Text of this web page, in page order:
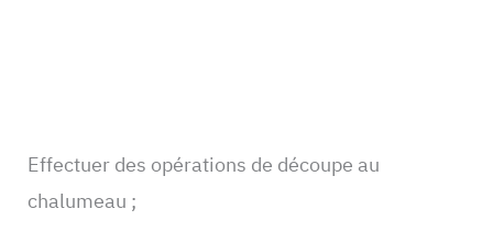
Effectuer des opérations de découpe au
chalumeau ;